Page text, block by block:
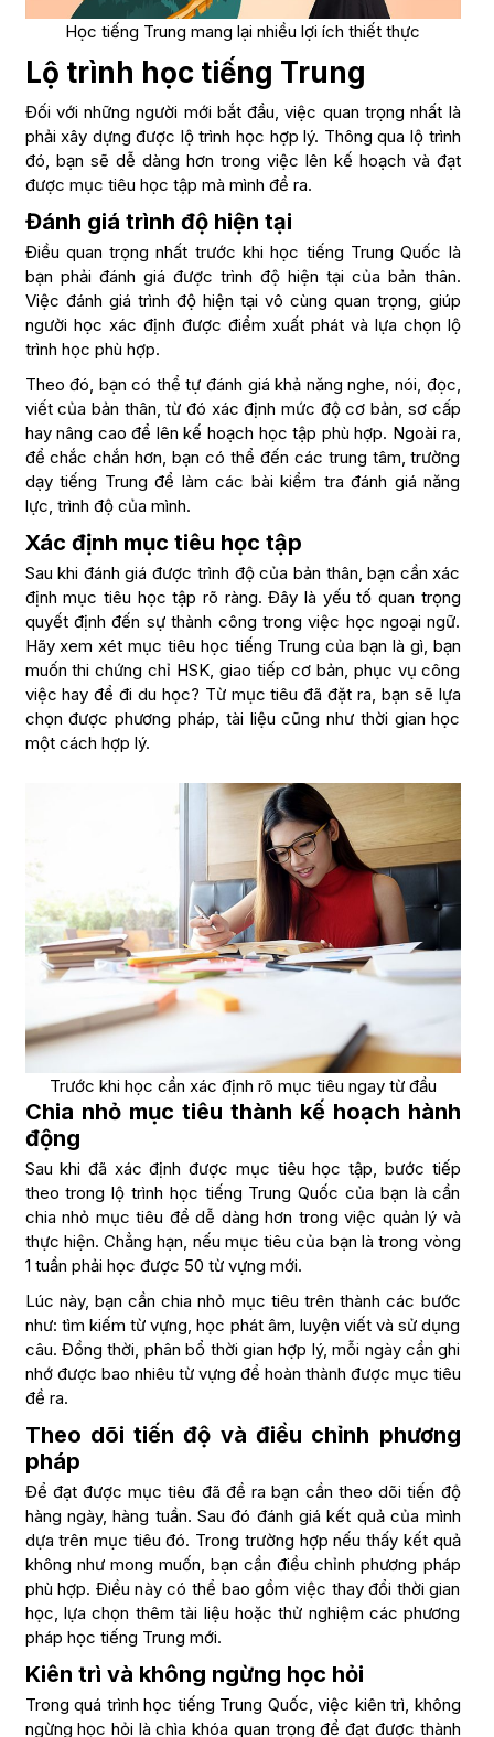
Học tiếng Trung mang lại nhiều lợi ích thiết thực
Lộ trình học tiếng Trung
Đối với những người mới bắt đầu, việc quan trọng nhất là
phải xây dựng được lộ trình học hợp lý. Thông qua lộ trình
đó, bạn sẽ dễ dàng hơn trong việc lên kế hoạch và đạt
được mục tiêu học tập mà mình đề ra.
Đánh giá trình độ hiện tại
Điều quan trọng nhất trước khi học tiếng Trung Quốc là
bạn phải đánh giá được trình độ hiện tại của bản thân.
Việc đánh giá trình độ hiện tại vô cùng quan trọng, giúp
người học xác định được điểm xuất phát và lựa chọn lộ
trình học phù hợp.
Theo đó, bạn có thể tự đánh giá khả năng nghe, nói, đọc,
viết của bản thân, từ đó xác định mức độ cơ bản, sơ cấp
hay nâng cao để lên kế hoạch học tập phù hợp. Ngoài ra,
để chắc chắn hơn, bạn có thể đến các trung tâm, trường
dạy tiếng Trung để làm các bài kiểm tra đánh giá năng
lực, trình độ của mình.
Xác định mục tiêu học tập
Sau khi đánh giá được trình độ của bản thân, bạn cần xác
định mục tiêu học tập rõ ràng. Đây là yếu tố quan trọng
quyết định đến sự thành công trong việc học ngoại ngữ.
Hãy xem xét mục tiêu học tiếng Trung của bạn là gì, bạn
muốn thi chứng chỉ HSK, giao tiếp cơ bản, phục vụ công
việc hay để đi du học? Từ mục tiêu đã đặt ra, bạn sẽ lựa
chọn được phương pháp, tài liệu cũng như thời gian học
một cách hợp lý.
Trước khi học cần xác định rõ mục tiêu ngay từ đầu
Chia nhỏ mục tiêu thành kế hoạch hành
động
Sau khi đã xác định được mục tiêu học tập, bước tiếp
theo trong lộ trình học tiếng Trung Quốc của bạn là cần
chia nhỏ mục tiêu để dễ dàng hơn trong việc quản lý và
thực hiện. Chẳng hạn, nếu mục tiêu của bạn là trong vòng
1 tuần phải học được 50 từ vựng mới.
Lúc này, bạn cần chia nhỏ mục tiêu trên thành các bước
như: tìm kiếm từ vựng, học phát âm, luyện viết và sử dụng
câu. Đồng thời, phân bổ thời gian hợp lý, mỗi ngày cần ghi
nhớ được bao nhiêu từ vựng để hoàn thành được mục tiêu
đề ra.
Theo dõi tiến độ và điều chỉnh phương
pháp
Để đạt được mục tiêu đã đề ra bạn cần theo dõi tiến độ
hàng ngày, hàng tuần. Sau đó đánh giá kết quả của mình
dựa trên mục tiêu đó. Trong trường hợp nếu thấy kết quả
không như mong muốn, bạn cần điều chỉnh phương pháp
phù hợp. Điều này có thể bao gồm việc thay đổi thời gian
học, lựa chọn thêm tài liệu hoặc thử nghiệm các phương
pháp học tiếng Trung mới.
Kiên trì và không ngừng học hỏi
Trong quá trình học tiếng Trung Quốc, việc kiên trì, không
ngừng học hỏi là chìa khóa quan trọng để đạt được thành